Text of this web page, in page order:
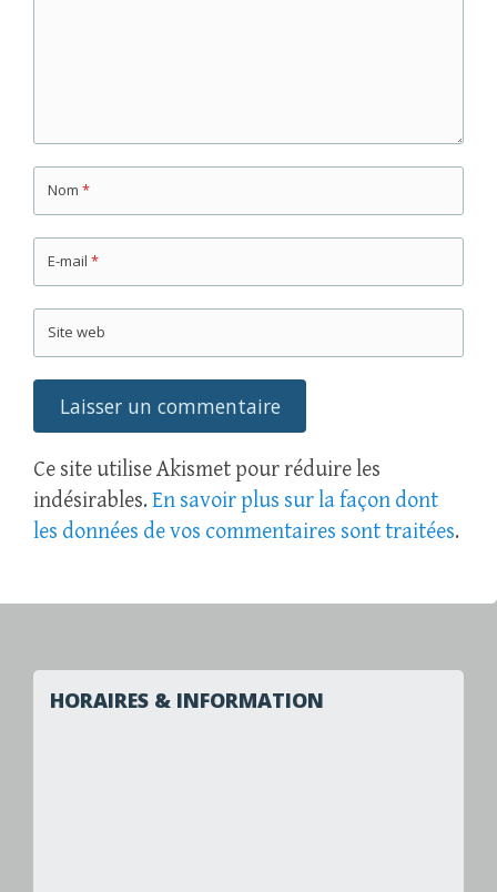
Nom *
E-mail *
Site web
Ce site utilise Akismet pour réduire les
indésirables. En savoir plus sur la façon dont
les données de vos commentaires sont traitées.
HORAIRES & INFORMATION